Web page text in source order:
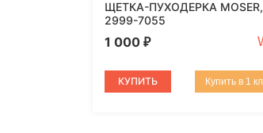
ЩЕТКА-ПУХОДЕРКА MOSER,
2999-7055
1 000 ₽
КУПИТЬ Купить в 1